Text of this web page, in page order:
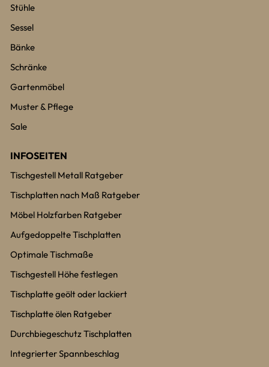
Stühle
Sessel
Bänke
Schränke
Gartenmöbel
Muster & Pflege
Sale
INFOSEITEN
Tischgestell Metall Ratgeber
Tischplatten nach Maß Ratgeber
Möbel Holzfarben Ratgeber
Aufgedoppelte Tischplatten
Optimale Tischmaße
Tischgestell Höhe festlegen
Tischplatte geölt oder lackiert
Tischplatte ölen Ratgeber
Durchbiegeschutz Tischplatten
Integrierter Spannbeschlag